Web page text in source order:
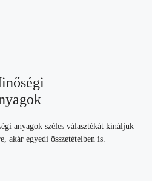
anyagok széles választékát kínáljuk
akár egyedi összetételben is.